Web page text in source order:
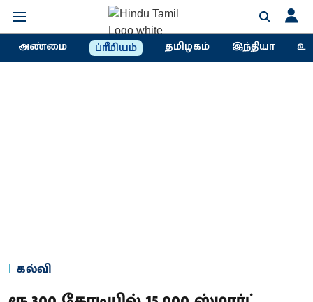
அண்மை ப்ரீமியம் தமிழகம் இந்தியா
கல்வி